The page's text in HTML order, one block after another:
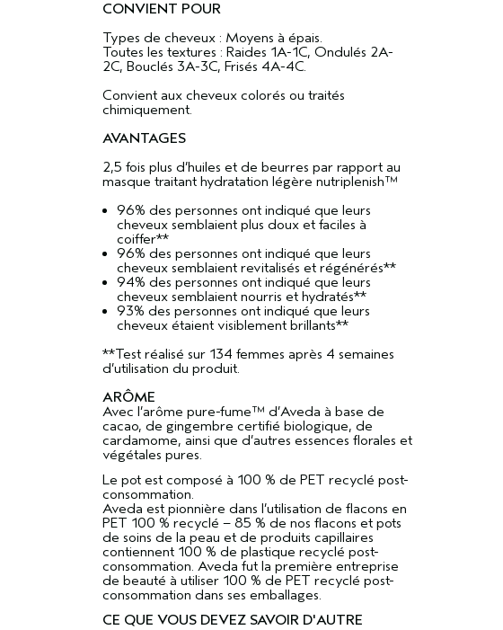
CONVIENT POUR
Types de cheveux : Moyens à épais.
Toutes les textures : Raides 1A-1C, Ondulés 2A-
2C, Bouclés 3A-3C, Frisés 4A-4C.
Convient aux cheveux colorés ou traités
chimiquement.
AVANTAGES
2,5 fois plus d’huiles et de beurres par rapport au
masque traitant hydratation légère nutriplenish™
96% des personnes ont indiqué que leurs
cheveux semblaient plus doux et faciles à
coiffer**
96% des personnes ont indiqué que leurs
cheveux semblaient revitalisés et régénérés**
94% des personnes ont indiqué que leurs
cheveux semblaient nourris et hydratés**
93% des personnes ont indiqué que leurs
cheveux étaient visiblement brillants**
**Test réalisé sur 134 femmes après 4 semaines
d’utilisation du produit.
ARÔME
Avec l’arôme pure-fume™ d’Aveda à base de
cacao, de gingembre certifié biologique, de
cardamome, ainsi que d’autres essences florales et
végétales pures.
Le pot est composé à 100 % de PET recyclé post-
consommation.
Aveda est pionnière dans l’utilisation de flacons en
PET 100 % recyclé – 85 % de nos flacons et pots
de soins de la peau et de produits capillaires
contiennent 100 % de plastique recyclé post-
consommation. Aveda fut la première entreprise
de beauté à utiliser 100 % de PET recyclé post-
consommation dans ses emballages.
CE QUE VOUS DEVEZ SAVOIR D'AUTRE